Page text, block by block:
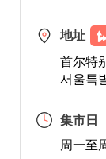
地址
首尔特
서울특
集市日
周一至